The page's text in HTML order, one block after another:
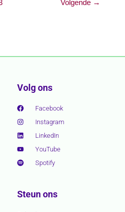
Volgende →
Volg ons
Facebook
Instagram
LinkedIn
YouTube
Spotify
Steun ons